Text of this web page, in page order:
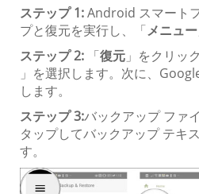
ステップ 1:Android スマート
プと復元を実行し、「メニュー
ステップ 2: 「復元 」をクリッ
」を選択します。次に、
します。
ステップ 3:バックアップ ファ
タップしてバックアップ テキ
す。